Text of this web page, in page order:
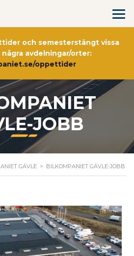
och semesterstängt vissa
avdelningar/orter:
oppettider
JOBB
GÄVLE > BILKOMPANIET GÄVLE-JOBB